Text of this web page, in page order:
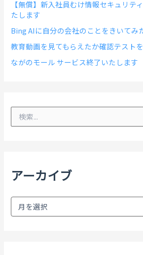
【無償】新入社員むけ情報セキュリテ
たします
Bing AIに自分の会社のことをきいてみ
教育動画を見てもらえたか確認テスト
ながのモール サービス終了いたします
検
アーカイブ
ア